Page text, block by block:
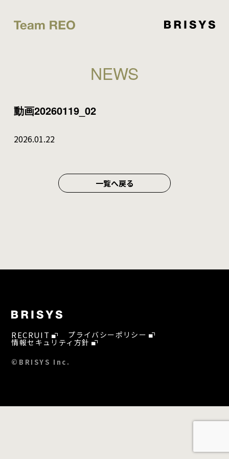
NEWS
動画20260119_02
2026.01.22
一覧へ戻る
RECRUIT プライバシーポリシー
情報セキュリティ方針
©BRISYS Inc.